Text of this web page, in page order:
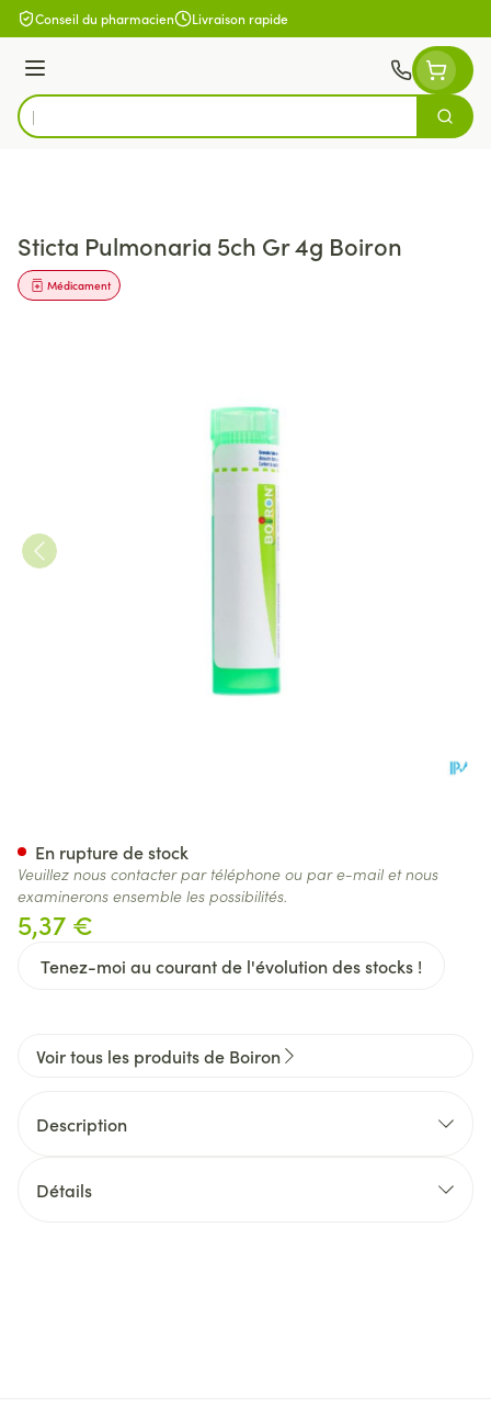
Aller au contenu
Conseil du pharmacien Livraison rapide
Menu
Rechercher
Sticta Pulmonaria 5ch Gr 4g Boiron
Médicament
5,37 €
Tenez-moi au courant de l'évolution des stocks !
En rupture de stock
Veuillez nous contacter par téléphone ou par e-mail et nous
examinerons ensemble les possibilités.
Voir tous les produits de Boiron
Description
Détails